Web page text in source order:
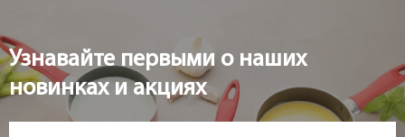
Узнавайте первыми о наших
новинках и акциях